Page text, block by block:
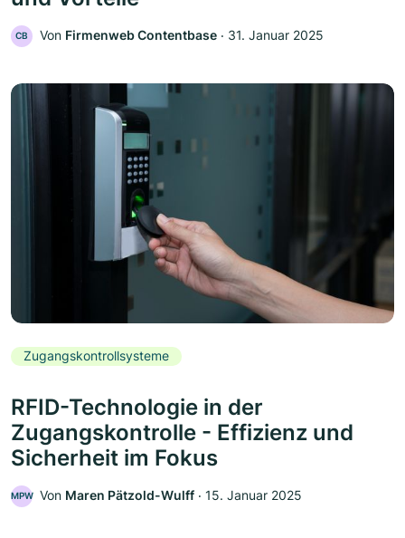
CB Von Firmenweb Contentbase ‧ 31. Januar 2025
Zugangskontrollsysteme
RFID-Technologie in der
Zugangskontrolle - Effizienz und
Sicherheit im Fokus
MPW Von Maren Pätzold-Wulff ‧ 15. Januar 2025